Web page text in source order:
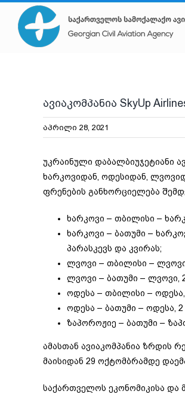
content
ავიაკომპანია SkyUp
აპრილი 28, 2021
უკრაინული დაბალბიუჯეტიანი
ხარკოვიდან, ოდესიდან,
ფრენების განხორციელება
ხარკოვი – თბილისი –
ხარკოვი – ბათუმი –
პარასკევს და კვირას;
ლვოვი – თბილისი –
ლვოვი – ბათუმი – ლვოვი,
ოდესა – თბილისი –
ოდესა – ბათუმი – ოდესა,
ზაპოროჟიე – ბათუმი –
ამასთან ავიაკომპანია ზრდის
მაისიდან 29 ოქტომბრამდე
საქართველოს ეკონომიკისა და